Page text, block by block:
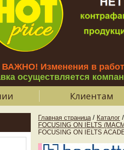
ВАЖНО! Изменения в
осуществляется
Клиентам
Главная страница / Каталог /
FOCUSING ON IELTS
FOCUSING ON IELTS